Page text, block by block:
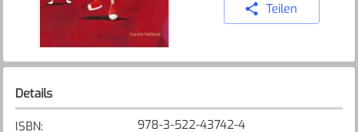
Teilen
Details
ISBN:
978-3-522-43742-4